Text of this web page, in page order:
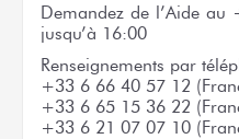
Demandez de l’Aide
jusqu’à 16:00
Renseignements par
+33 6 66 40 57 12
+33 6 65 15 36 22
+33 6 21 07 07 10